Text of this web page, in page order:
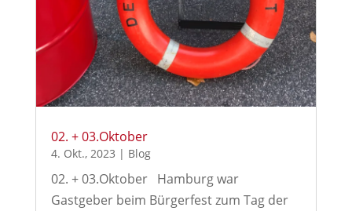
02. + 03.Oktober
4. Okt., 2023 | Blog
02. + 03.Oktober Hamburg war
Gastgeber beim Bürgerfest zum Tag der